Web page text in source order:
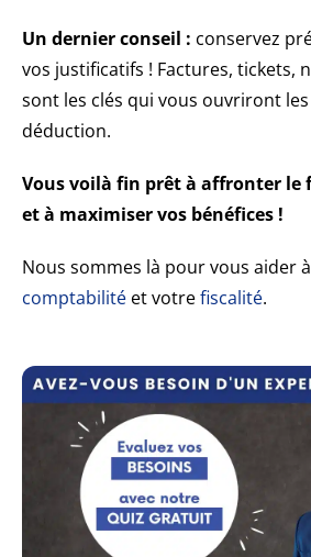
Un dernier conseil : conservez
vos justificatifs ! Factures, tickets,
sont les clés qui vous ouvriront
déduction.
Vous voilà fin prêt à affronter le
et à maximiser vos bénéfices !
Nous sommes là pour vous aider
comptabilité et votrefiscalité.